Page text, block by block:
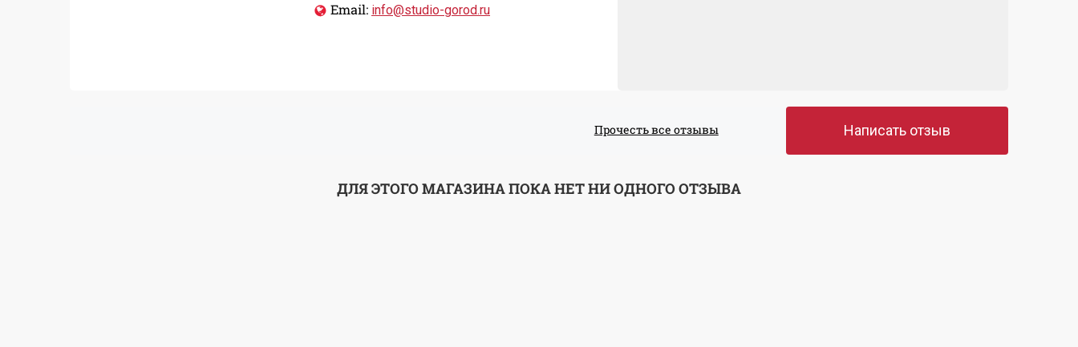
Email: info@studio-gorod.ru
Прочесть все отзывы Написать отзыв
ДЛЯ ЭТОГО МАГАЗИНА ПОКА НЕТ НИ ОДНОГО ОТЗЫВА